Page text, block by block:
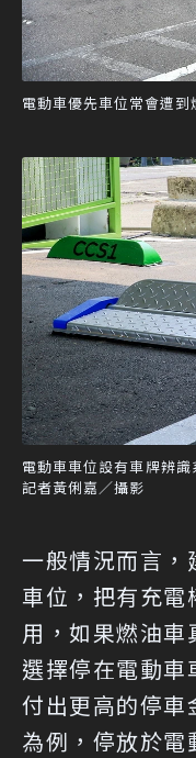
電動車優先車位常會遭
電動車車位設有車牌辨
記者黃俐嘉／攝影
一般情況而言，
車位，把有充電
用，如果燃油車
選擇停在電動車
付出更高的停車
為例，停放於電